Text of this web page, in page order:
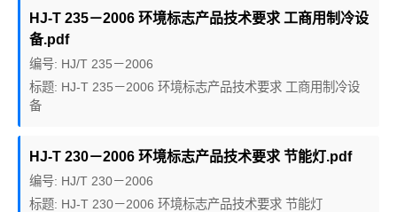
HJ-T 235－2006 环境标志产品技术要求 工商用制冷设
备.pdf
编号: HJ/T 235－2006
标题: HJ-T 235－2006 环境标志产品技术要求 工商用制冷设
备
HJ-T 230－2006 环境标志产品技术要求 节能灯.pdf
编号: HJ/T 230－2006
标题: HJ-T 230－2006 环境标志产品技术要求 节能灯